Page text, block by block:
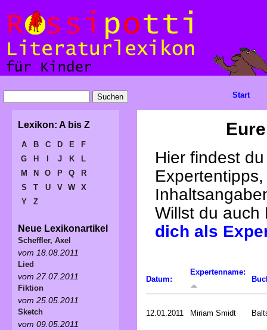
Hier findest
Willst du
dich als
Datum:
Expertenname:
12.01.2011 Miriam Smidt
Start
Lexikon: A bis Z
A B C D E
F
G
H J K
L
M
N O P Q
R
S
T U V W
X
Y
Z
Neue Lexikonartikel
Scheffler, Axel
vom 18.08.2011
Lied
vom 27.07.2011
Fiktion
vom 25.05.2011
Sketch
vom 09.05.2011